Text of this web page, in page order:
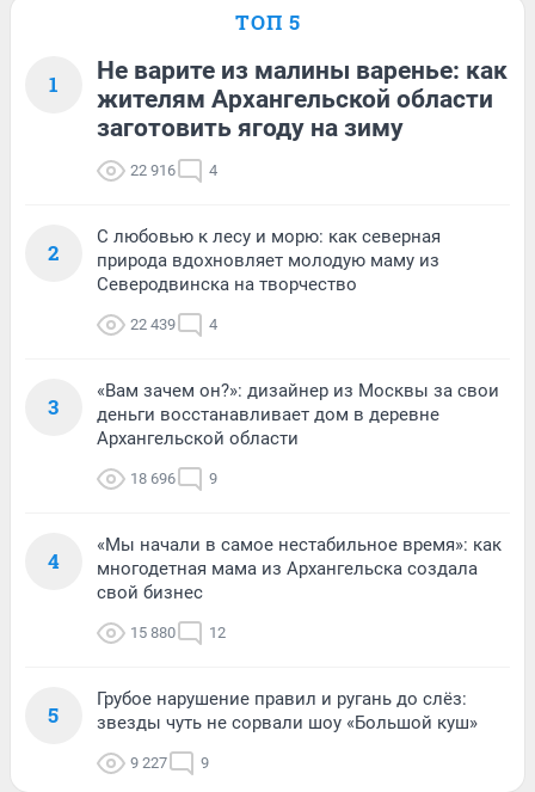
ТОП 5
1
Не варите из малины варенье: как
жителям Архангельской области
заготовить ягоду на зиму
22 916 4
2
С любовью к лесу и морю: как северная
природа вдохновляет молодую маму из
Северодвинска на творчество
22 439 4
3
«Вам зачем он?»: дизайнер из Москвы за свои
деньги восстанавливает дом в деревне
Архангельской области
18 696 9
4
«Мы начали в самое нестабильное время»: как
многодетная мама из Архангельска создала
свой бизнес
15 880 12
5
Грубое нарушение правил и ругань до слёз:
звезды чуть не сорвали шоу «Большой куш»
9 227 9